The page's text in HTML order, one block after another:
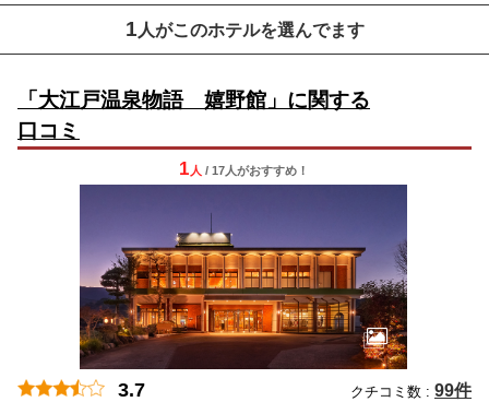
1 人がこのホテルを選んでます
「大江戸温泉物語 嬉野館」に関する
口コミ
1 人 / 17人がおすすめ！
3.7 クチコミ数 : 99件